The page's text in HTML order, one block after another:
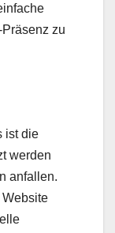
zu
ist die
werden
anfallen.
Website